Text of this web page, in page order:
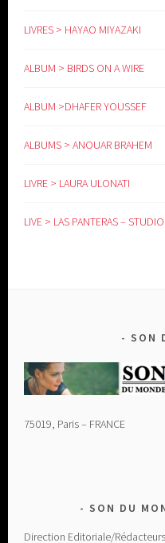
LIVRES > HAYAO MIYAZAKI
ALBUM > BIRDS ON A WIRE
ALBUM >DHAFER YOUSSEF
ALBUMS > ANOUAR BRAHEM
LIVRE > LAURA ULONATI
LIVE > LAS PANTERAS – STUDIO
SON
75019, Paris – FRANCE
SON DU
Direction Editoriale/